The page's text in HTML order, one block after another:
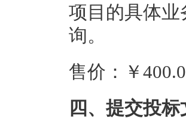
项目的具体
询。
售价：￥
四、提交投